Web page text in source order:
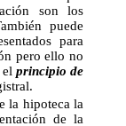
son los
puede
para
pero ello no
el principio de
hipoteca la
de la